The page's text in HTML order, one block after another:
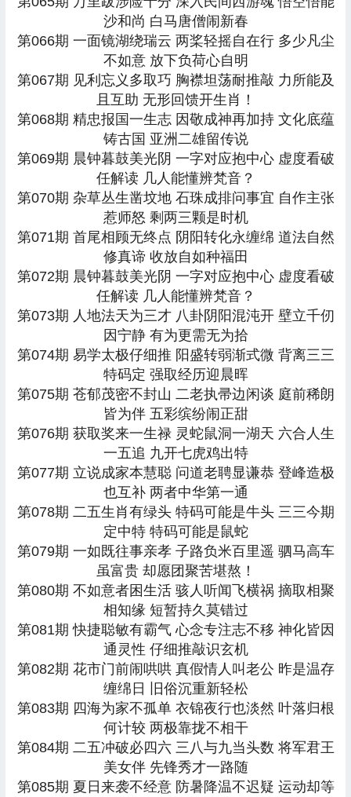
沙和尚 白马唐僧闹新春
第066期 一面镜湖绕瑞云 两桨轻摇自在行 多少凡尘
不如意 放下负荷心自明
第067期 见利忘义多取巧 胸襟坦荡耐推敲 力所能及
且互助 无形回馈开生肖！
第068期 精忠报国一生志 因敬成神再加持 文化底蕴
铸古国 亚洲二雄留传说
第069期 晨钟暮鼓美光阴 一字对应抱中心 虚度看破
任解读 几人能懂辨梵音？
第070期 杂草丛生凿坟地 石珠成排问事宜 自作主张
惹师怒 剩两三颗是时机
第071期 首尾相顾无终点 阴阳转化永缠绵 道法自然
修真谛 收放自如种福田
第072期 晨钟暮鼓美光阴 一字对应抱中心 虚度看破
任解读 几人能懂辨梵音？
第073期 人地法天为三才 八卦阴阳混沌开 壁立千仞
因宁静 有为更需无为拾
第074期 易学太极仔细推 阳盛转弱渐式微 背离三三
特码定 强取经历迎晨晖
第075期 苍郁茂密不封山 二老执帚边闲谈 庭前稀朗
皆为伴 五彩缤纷闹正甜
第076期 获取奖来一生禄 灵蛇鼠洞一湖天 六合人生
一五追 九开七虎鸡出特
第077期 立说成家本慧聪 问道老聘显谦恭 登峰造极
也互补 两者中华第一通
第078期 二五生肖有绿头 特码可能是牛头 三三今期
定中特 特码可能是鼠蛇
第079期 一如既往事亲孝 子路负米百里遥 驷马高车
虽富贵 却愿团聚苦堪熬！
第080期 不如意者困生活 骇人听闻飞横祸 摘取相聚
相知缘 短暂持久莫错过
第081期 快捷聪敏有霸气 心念专注志不移 神化皆因
通灵性 仔细推敲识玄机
第082期 花市门前闹哄哄 真假情人叫老公 昨是温存
缠绵日 旧俗沉重新轻松
第083期 四海为家不孤单 衣锦夜行也淡然 叶落归根
何计较 两极靠拢不相干
第084期 二五冲破必四六 三八与九当头数 将军君王
美女伴 先锋秀才一路随
第085期 夏日来袭不经意 防暑降温不迟疑 运动却等